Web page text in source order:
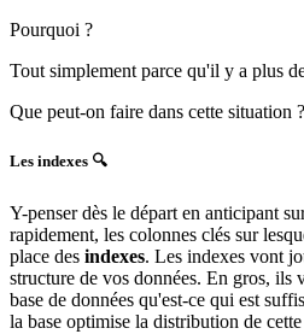
Pourquoi ?
Tout simplement parce qu'il y a plus
Que peut-on faire dans cette situation ?
Les indexes 🔍
Y-penser dès le départ en anticipant
rapidement, les colonnes clés sur
place des indexes. Les indexes vont
structure de vos données. En gros, ils
base de données qu'est-ce qui est
la base optimise la distribution de